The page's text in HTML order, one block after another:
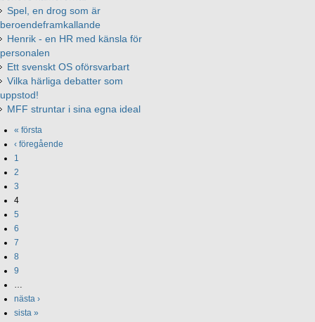
Spel, en drog som är
beroendeframkallande
Henrik - en HR med känsla för
personalen
Ett svenskt OS oförsvarbart
Vilka härliga debatter som
uppstod!
MFF struntar i sina egna ideal
« första
‹ föregående
1
2
3
4
5
6
7
8
9
…
nästa ›
sista »